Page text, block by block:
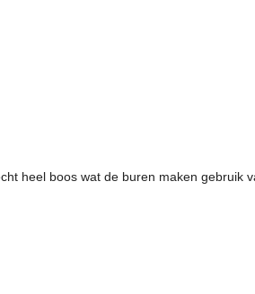
heel boos wat de buren maken gebruik